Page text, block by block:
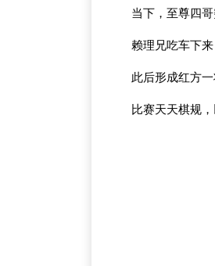
当下，至尊四
赖理兄吃车下
此后形成红方
比赛天天棋规